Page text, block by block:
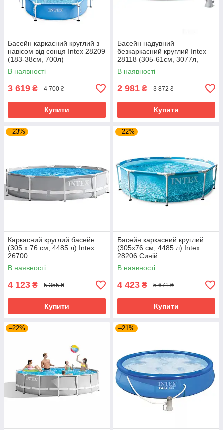
Басейн каркасний круглий з
навісом від сонця Intex 28209
(183-38см, 700л)
В наявності
3 619 ₴ 4 700 ₴
Купити
Басейн надувний
безкаркасний круглий Intex
28118 (305-61см, 3077л,
220V фільтр-насосом) Синій
В наявності
2 981 ₴ 3 872 ₴
Купити
–23%
Каркасний круглий басейн
(305 x 76 см, 4485 л) Intex
26700
В наявності
4 123 ₴ 5 355 ₴
Купити
–22%
Басейн каркасний круглий
(305x76 см, 4485 л) Intex
28206 Синій
В наявності
4 423 ₴ 5 671 ₴
Купити
–22% –21%